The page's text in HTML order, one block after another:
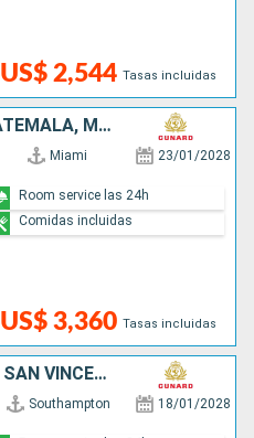
US$ 2,544 Tasas incluidas
COLOMBIA, PANAMÁ, GUATEMALA, MÉXICO, ESTADOS UNIDOS
Miami 23/01/2028
US$ 3,360 Tasas incluidas
Room service las 24h
Comidas incluidas
REINO UNIDO, PORTUGAL, SAN VINCENT Y LAS GRANADINAS, SUDAFRICA
Southampton 18/01/2028